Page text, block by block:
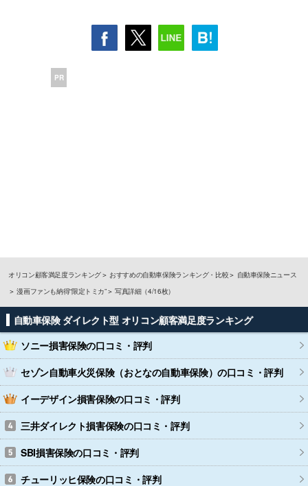
PR
オリコン顧客満足度ランキング おすすめの自動車保険ランキング・比較
自動車保険ニュース
漫画ファンも納得“限定トミカ”
写真詳細（4/16枚）
自動車保険 ダイレクト型 オリコン顧客満足度ランキング
ソニー損害保険の口コミ・評判
セゾン自動車火災保険（おとなの自動車保険）の口コミ・評判
イーデザイン損害保険の口コミ・評判
三井ダイレクト損害保険の口コミ・評判
SBI損害保険の口コミ・評判
チューリッヒ保険の口コミ・評判